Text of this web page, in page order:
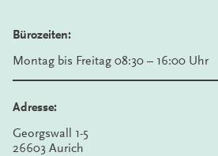
Bürozeiten:
Montag bis Freitag 08:30 – 16:00 Uhr
Adresse:
Georgswall 1-5
26603 Aurich